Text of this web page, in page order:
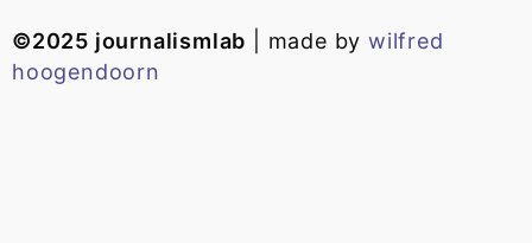
©2025 journalismlab | made bywilfred
hoogendoorn